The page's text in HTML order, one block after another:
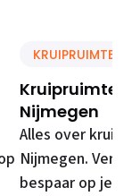
KRUIPRUIMTE
Kruipruimte
Nijmegen
Alles over
Nijmegen.
bespaar op je